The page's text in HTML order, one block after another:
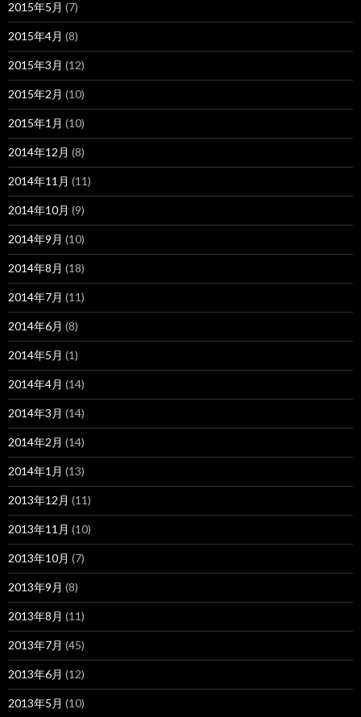
2015年5月 (7)
2015年4月 (8)
2015年3月 (12)
2015年2月 (10)
2015年1月 (10)
2014年12月 (8)
2014年11月 (11)
2014年10月 (9)
2014年9月 (10)
2014年8月 (18)
2014年7月 (11)
2014年6月 (8)
2014年5月 (1)
2014年4月 (14)
2014年3月 (14)
2014年2月 (14)
2014年1月 (13)
2013年12月 (11)
2013年11月 (10)
2013年10月 (7)
2013年9月 (8)
2013年8月 (11)
2013年7月 (45)
2013年6月 (12)
2013年5月 (10)